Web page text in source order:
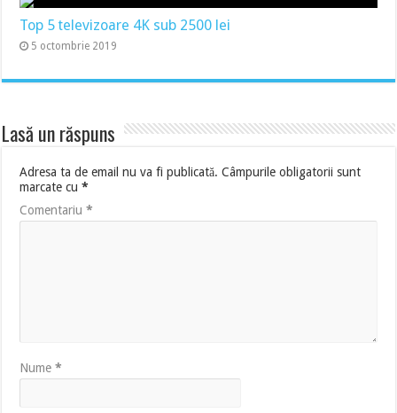
Top 5 televizoare 4K sub 2500 lei
5 octombrie 2019
Lasă un răspuns
Adresa ta de email nu va fi publicată. Câmpurile obligatorii sunt
marcate cu*
Comentariu*
Nume*